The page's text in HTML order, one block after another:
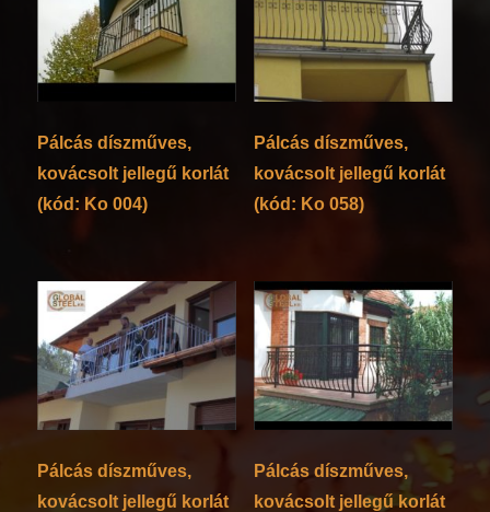
Pálcás díszműves,
kovácsolt jellegű korlát
(kód: Ko 004)
Pálcás díszműves,
kovácsolt jellegű korlát
(kód: Ko 058)
Pálcás díszműves,
kovácsolt jellegű korlát
Pálcás díszműves,
kovácsolt jellegű korlát